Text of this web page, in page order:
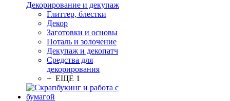
Декорирование и декупаж
Глиттер, блестки
Декор
Заготовки и основы
Поталь и золочение
Декупаж и декопатч
Средства для
декорирования
+ ЕЩЕ 1